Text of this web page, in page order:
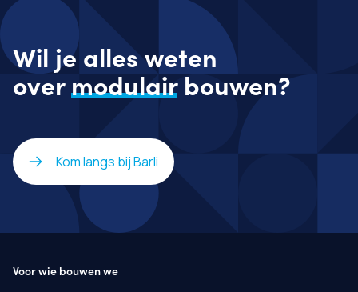
Wil je alles weten
overmodulairbouwen?
Kom langs bij Barli
Voor wie bouwen we